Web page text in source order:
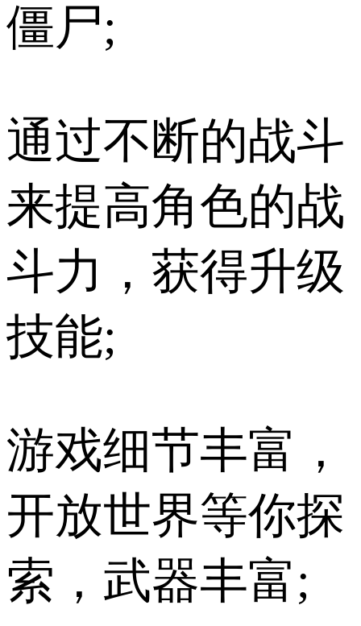
僵尸;
通过不断的战斗
来提高角色的战
斗力，获得升级
技能;
游戏细节丰富，
开放世界等你探
索，武器丰富;